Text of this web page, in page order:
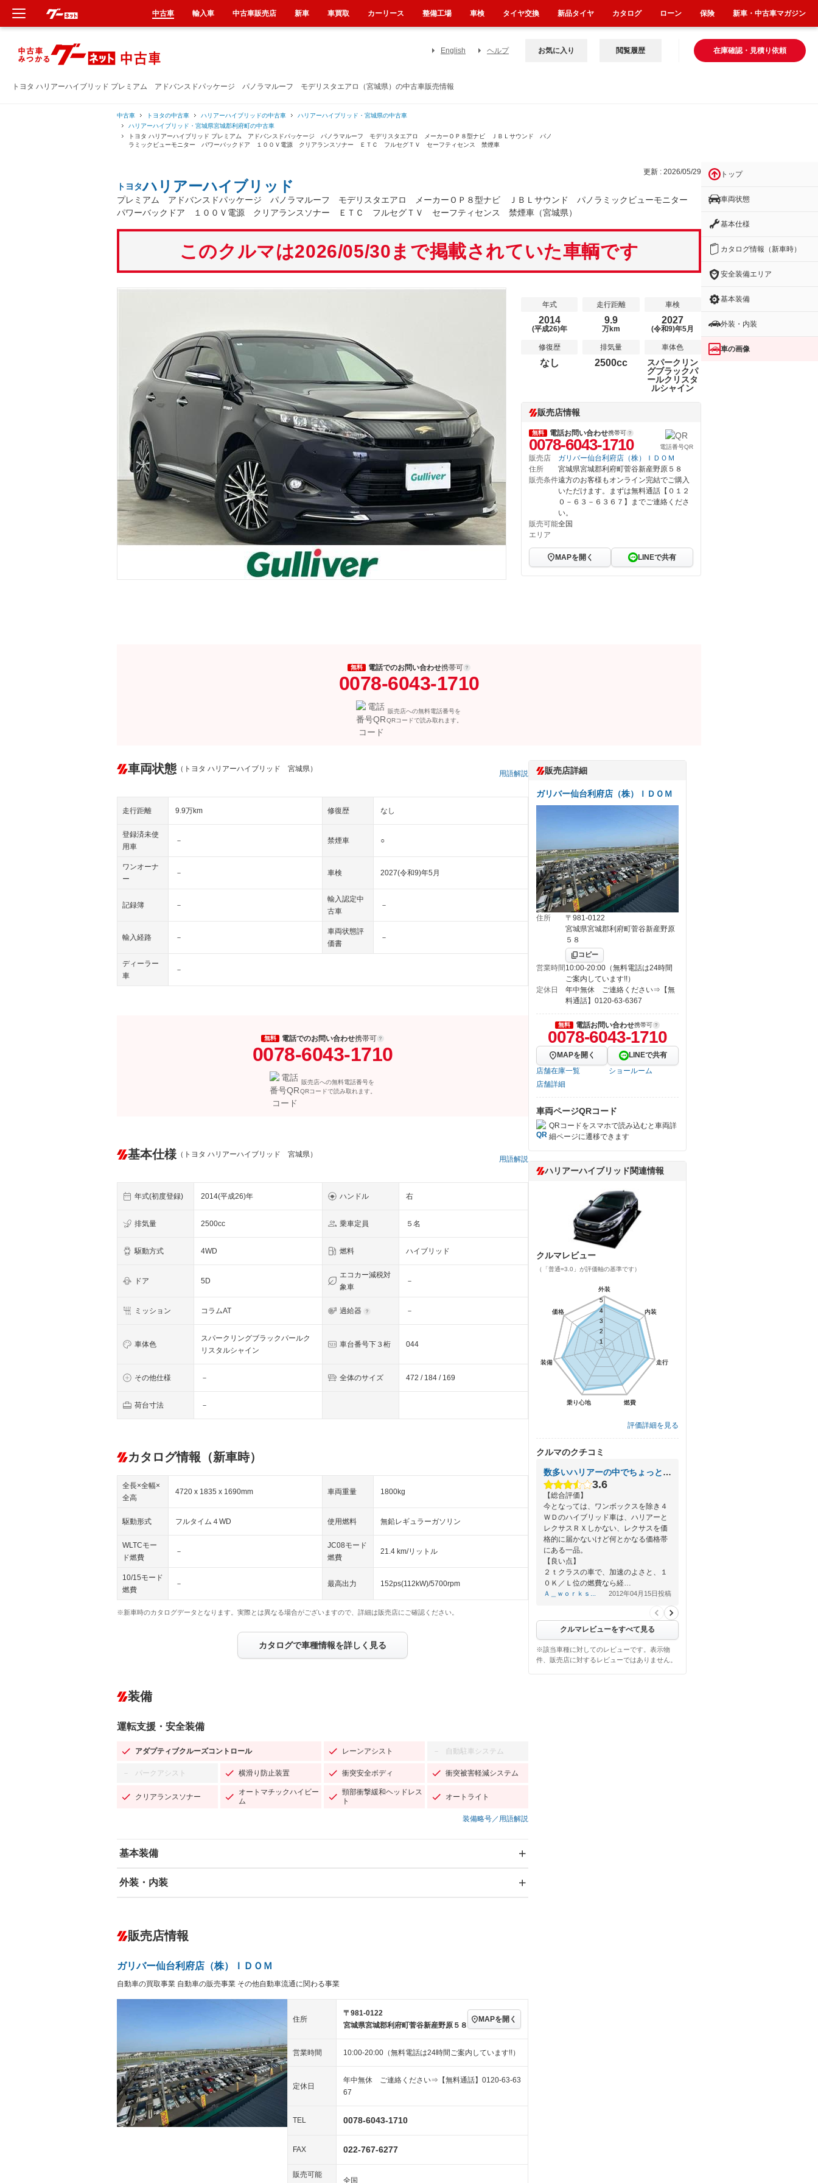
トヨタ ハリアーハイブリッド プレミアム アドバンスドパッケージ パノラマルーフ モデリスタエアロ（宮城県）の中古車販売情報
English ヘルプ 在庫確認・見積り依頼
お気に入り 閲覧履歴
中古車 トヨタの中古車 ハリアーハイブリッドの中古車
ハリアーハイブリッド・宮城県の中古車
ハリアーハイブリッド・宮城県宮城郡利府町の中古車
トヨタ ハリアーハイブリッド プレミアム アドバンスドパッケージ パノラマルーフ モデリスタエアロ メーカーＯＰ８型ナビ ＪＢＬサウンド パノ
ラミックビューモニター パワーバックドア １００Ｖ電源 クリアランスソナー ＥＴＣ フルセグＴＶ セーフティセンス 禁煙車
更新 : 2026/05/29
トヨタハリアーハイブリッド
プレミアム アドバンスドパッケージ パノラマルーフ モデリスタエアロ メーカーＯＰ８型ナビ ＪＢＬサウンド パノラミックビューモニター
パワーバックドア １００Ｖ電源 クリアランスソナー ＥＴＣ フルセグＴＶ セーフティセンス 禁煙車（宮城県）
このクルマは2026/05/30まで掲載されていた車輌です
年式
2014
(平成26)年
走行距離
9.9
万km
車検
2027
(令和9)年5月
修復歴
なし
排気量
2500cc
車体色
スパークリン
グブラックパ
ールクリスタ
ルシャイン
販売店情報
無料 電話お問い合わせ携帯可
0078-6043-1710 電話番号QR
販売店
ガリバー仙台利府店（株）ＩＤＯＭ
住所
宮城県宮城郡利府町菅谷新産野原５８
販売条件遠方のお客様もオンライン完結でご購入
いただけます。まずは無料通話【０１２
０－６３－６３６７】までご連絡くださ
い。
販売可能
エリア
全国
MAPを開く LINEで共有
無料 電話でのお問い合わせ携帯可
0078-6043-1710
販売店への無料電話番号を
QRコードで読み取れます。
車両状態 （トヨタ ハリアーハイブリッド 宮城県）
用語解説
走行距離 9.9万km 修復歴 なし
登録済未使
用車
－ 禁煙車 ○
ワンオーナ
ー
－ 車検 2027(令和9)年5月
記録簿 －
輸入認定中
古車
－
輸入経路 －
車両状態評
価書
－
ディーラー
車
－
無料 電話でのお問い合わせ携帯可
0078-6043-1710
販売店への無料電話番号を
QRコードで読み取れます。
基本仕様 （トヨタ ハリアーハイブリッド 宮城県）
用語解説
年式(初度登録) 2014(平成26)年 ハンドル 右
排気量 2500cc 乗車定員 ５名
駆動方式 4WD 燃料 ハイブリッド
ドア 5D
エコカー減税対
象車
－
ミッション コラムAT 過給器 －
車体色
スパークリングブラックパールク
リスタルシャイン
車台番号下３桁 044
その他仕様 － 全体のサイズ 472 / 184 / 169
荷台寸法 －
カタログ情報（新車時）
全長×全幅×
全高
4720 x 1835 x 1690mm 車両重量 1800kg
駆動形式 フルタイム４WD 使用燃料 無鉛レギュラーガソリン
WLTCモー
ド燃費
－
JC08モード
燃費
21.4 km/リットル
10/15モード
燃費
－ 最高出力 152ps(112kW)/5700rpm
※新車時のカタログデータとなります。実際とは異なる場合がございますので、詳細は販売店にご確認ください。
カタログで車種情報を詳しく見る
装備
運転支援・安全装備
アダプティブクルーズコントロール レーンアシスト － 自動駐車システム
－ パークアシスト 横滑り防止装置 衝突安全ボディ 衝突被害軽減システム
クリアランスソナー
オートマチックハイビー
ム
頸部衝撃緩和ヘッドレス
ト
オートライト
装備略号／用語解説
基本装備
エアバッグ：運転席/助手席/サイド
－ ダウンヒルアシストコントロール
Bluetooth接続 100V電源
装備略号／用語解説
外装・内装
オーディオ：CDまたはCDチェンジャー／ミュージック
プレイヤー接続可／ミュージックサーバー
－
ヘッドライトウォッシャ
ー
－ 革シート
LEDヘッドランプ － HID(キセノンライト) －
スマートキー ローダウン
3列シート ベンチシート
－ フルフラットシート － チップアップシート オットマン － 電動格納サードシート
－ シートヒーター － ウォークスルー 後席モニター 電動リアゲート
フロントカメラ － シートエアコン 全周囲カメラ
－ ルーフレール － エアサスペンション
販売店情報
ガリバー仙台利府店（株）ＩＤＯＭ
自動車の買取事業 自動車の販売事業 その他自動車流通に関わる事業
住所
〒981-0122
宮城県宮城郡利府町菅谷新産野原５８
MAPを開く
営業時間 10:00-20:00（無料電話は24時間ご案内しています!!）
定休日
年中無休 ご連絡ください⇒【無料通話】0120-63-63
67
TEL 0078-6043-1710
FAX 022-767-6277
販売可能
全国
販売店詳細
ガリバー仙台利府店（株）ＩＤＯＭ
住所
〒981-0122
宮城県宮城郡利府町菅谷新産野原
５８
コピー
営業時間10:00-20:00（無料電話は24時間
ご案内しています!!）
定休日
年中無休 ご連絡ください⇒【無
料通話】0120-63-6367
無料 電話お問い合わせ携帯可
0078-6043-1710
MAPを開く
LINEで共有
店舗在庫一覧
ショールーム
店舗詳細
車両ページQRコード
QRコードをスマホで読み込むと車両詳
細ページに遷移できます
ハリアーハイブリッド関連情報
クルマレビュー
（「普通=3.0」が評価軸の基準です）
外装
内装
走行
燃費
乗り心地
装備
価格
1
2
3
4
5
外装
内装
走行
燃費
乗り心地
装備
価格
1
2
3
4
5
評価詳細を見る
クルマのクチコミ
数多いハリアーの中でちょっとした１品
3.6
【総合評価】
今となっては、ワンボックスを除き４
ＷＤのハイブリッド車は、ハリアーと
レクサスＲＸしかない、レクサスを価
格的に届かないけど何とかなる価格帯
にある一品。
【良い点】
２ｔクラスの車で、加速のよさと、１
０Ｋ／Ｌ位の燃費なら経…
Ａ＿ｗｏｒｋｓ... 2012年04月15日投稿
クルマレビューをすべて見る
※該当車種に対してのレビューです。表示物
件、販売店に対するレビューではありません。
トップ
車両状態
基本仕様
カタログ情報（新車時）
安全装備エリア
基本装備
外装・内装
車の画像
中古車 輸入車 中古車販売店 新車 車買取 カーリース 整備工場 車検 タイヤ交換 新品タイヤ カタログ ローン 保険 新車・中古車マガジン
新車
中古車